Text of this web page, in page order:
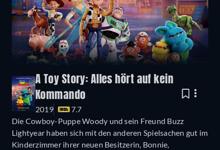
A Toy Story: Alles hört auf kein
Kommando
2019
7.7
Die Cowboy-Puppe Woody und sein Freund Buzz
Lightyear haben sich mit den anderen Spielsachen gut im
Kinderzimmer ihrer neuen Besitzerin, Bonnie,